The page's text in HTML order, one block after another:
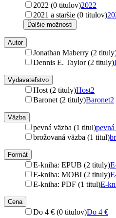
2022 (0 titulov)2022
2021 a staršie (0 titulov)
Ďalšie možnosti
Autor
Jonathan Maberry (2
Dennis E. Taylor (2 tituly)
Vydavateľstvo
Host (2 tituly)Host2
Baronet (2 tituly)Baronet2
Väzba
pevná väzba (1 titul)pevná
brožovaná väzba (1 titul)
Formát
E-kniha: EPUB (2 tituly)
E-kniha: MOBI (2 tituly)
E-kniha: PDF (1 titul)E-
Cena
Do 4 € (0 titulov)Do 4 €